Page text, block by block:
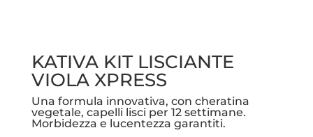
KATIVA KIT LISCIANTE
VIOLA XPRESS
Una formula innovativa, con cheratina
vegetale, capelli lisci per 12 settimane.
Morbidezza e lucentezza garantiti.